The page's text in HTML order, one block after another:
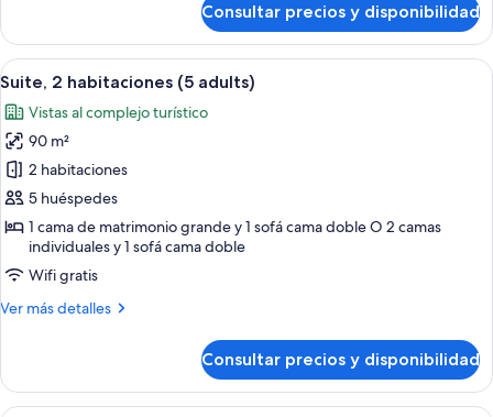
children)
2
habitaciones
(4
+
2
children)
Consultar precios y disponibilidad
Abrir
todas
las
fotos
de
Suite,
2
habitaciones
(5
adults)
Una habitación de hotel con cama,
7
Suite, 2 habitaciones (5 adults)
Vistas al complejo turístico
90 m²
2 habitaciones
5 huéspedes
1 cama de matrimonio grande y 1 sofá cama doble O 2 camas
individuales y 1 sofá cama doble
Wifi gratis
Ver más detalles
Más
2
habitaciones
Consultar precios y disponibilidad